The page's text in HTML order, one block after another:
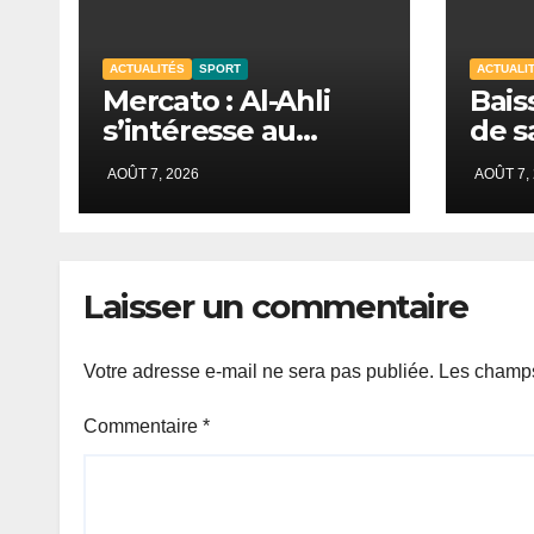
ACTUALITÉS SPORT
Mercato : Al-Ahli
s’intéresse au
Sénégalais Pape
Guèye
AOÛT 7, 2026
de
de
AOÛT 7,
Laisser un commentaire
Votre adresse e-mail ne sera pas publiée. Les
Commentaire *